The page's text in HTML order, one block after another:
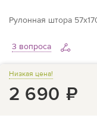
Рулонная штора
3 вопроса
Низкая цена!
2 690 ₽